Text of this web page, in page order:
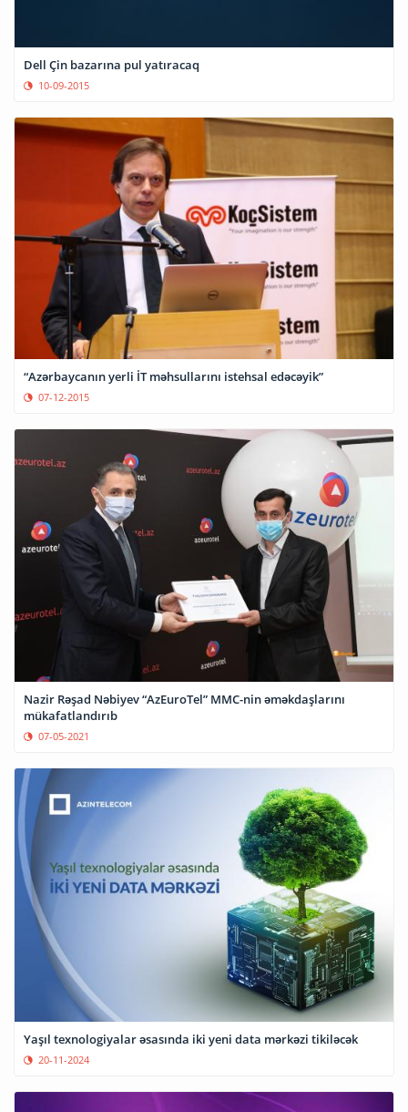
Dell Çin bazarına pul yatıracaq
10-09-2015
“Azərbaycanın yerli İT məhsullarını istehsal edəcəyik”
07-12-2015
Nazir Rəşad Nəbiyev “AzEuroTel” MMC-nin əməkdaşlarını
mükafatlandırıb
07-05-2021
Yaşıl texnologiyalar əsasında iki yeni data mərkəzi tikiləcək
20-11-2024